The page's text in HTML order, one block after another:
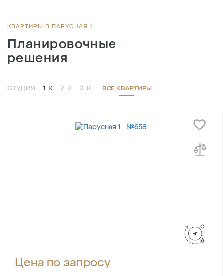
КВАРТИРЫ В ПАРУСНАЯ 1
Планировочные
решения
СТУДИЯ 1-К 2-К 3-К ВСЕ КВАРТИРЫ
Цена по запросу